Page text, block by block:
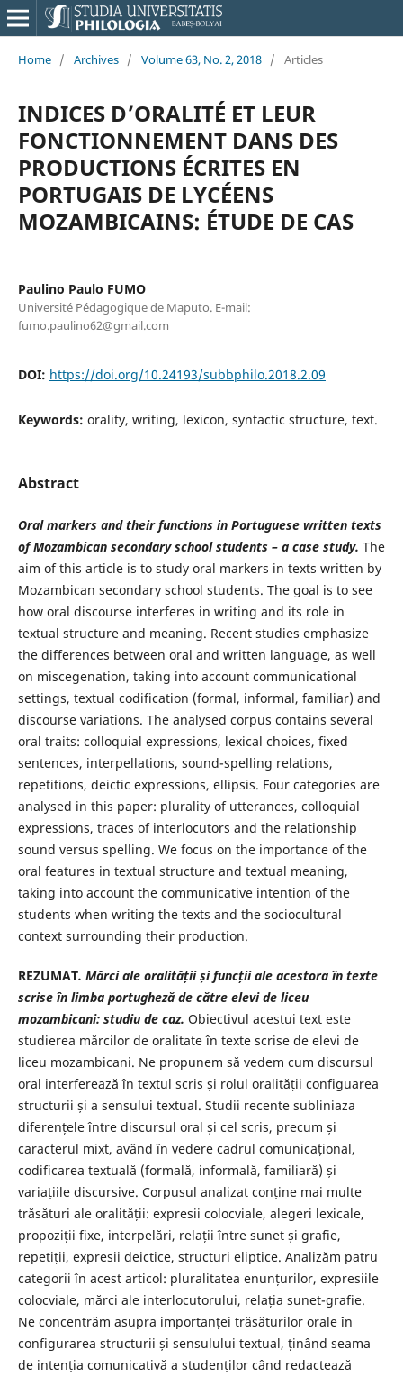
Home / Archives / Volume 63, No. 2, 2018 / Articles
INDICES D’ORALITÉ ET LEUR
FONCTIONNEMENT DANS DES
PRODUCTIONS ÉCRITES EN
PORTUGAIS DE LYCÉENS
MOZAMBICAINS: ÉTUDE DE CAS
Paulino Paulo FUMO
Université Pédagogique de Maputo. E-mail:
fumo.paulino62@gmail.com
DOI: https://doi.org/10.24193/subbphilo.2018.2.09
Keywords: orality, writing, lexicon, syntactic structure, text.
Abstract
Oral markers and their functions in Portuguese written texts
of Mozambican secondary school students – a case study. The
aim of this article is to study oral markers in texts written by
Mozambican secondary school students. The goal is to see
how oral discourse interferes in writing and its role in
textual structure and meaning. Recent studies emphasize
the differences between oral and written language, as well
on miscegenation, taking into account communicational
settings, textual codification (formal, informal, familiar) and
discourse variations. The analysed corpus contains several
oral traits: colloquial expressions, lexical choices, fixed
sentences, interpellations, sound-spelling relations,
repetitions, deictic expressions, ellipsis. Four categories are
analysed in this paper: plurality of utterances, colloquial
expressions, traces of interlocutors and the relationship
sound versus spelling. We focus on the importance of the
oral features in textual structure and textual meaning,
taking into account the communicative intention of the
students when writing the texts and the sociocultural
context surrounding their production.
REZUMAT. Mărci ale oralității și funcții ale acestora în texte
scrise în limba portugheză de către elevi de liceu
mozambicani: studiu de caz. Obiectivul acestui text este
studierea mărcilor de oralitate în texte scrise de elevi de
liceu mozambicani. Ne propunem să vedem cum discursul
oral interferează în textul scris și rolul oralității configuarea
structurii și a sensului textual. Studii recente subliniaza
diferențele între discursul oral și cel scris, precum și
caracterul mixt, având în vedere cadrul comunicațional,
codificarea textuală (formală, informală, familiară) și
variațiile discursive. Corpusul analizat conține mai multe
trăsături ale oralității: expresii colocviale, alegeri lexicale,
propoziții fixe, interpelări, relații între sunet și grafie,
repetiții, expresii deictice, structuri eliptice. Analizăm patru
categorii în acest articol: pluralitatea enunțurilor, expresiile
colocviale, mărci ale interlocutorului, relația sunet-grafie.
Ne concentrăm asupra importanței trăsăturilor orale în
configurarea structurii și sensulului textual, ținând seama
de intenția comunicativă a studenților când redactează